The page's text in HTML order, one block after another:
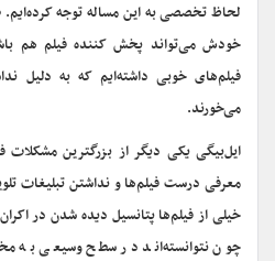
لحاظ تخصصی به این مساله توجه کرده‌ایم.
خودش می‌تواند پخش کننده فیلم هم
فیلم‌های خوبی داشته‌ایم که به دلیل
می‌خورند.
ایل‌بیگی یکی دیگر از بزرگترین مشکلات
معرفی درست فیلم‌ها و نداشتن تبلیغات
خیلی از فیلم‌ها پتانسیل دیده شدن در
چون نتوانسته‌اند در سطح وسیعی به